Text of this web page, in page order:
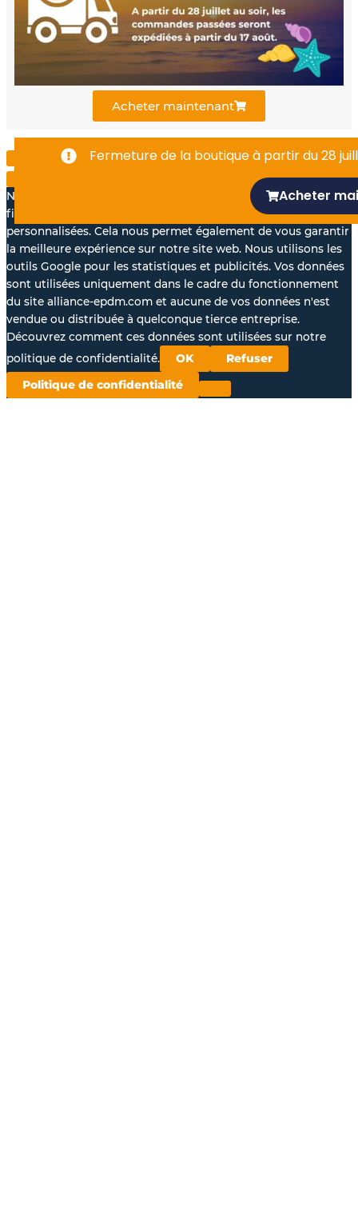
o
o
k
-
b
e
d
i
n
Acheter maintenant
Fermeture de la boutique à partir du 28
Acheter
Nous aimerions avec votre accord, utiliser vos données à des
fins statistiques et pour vous proposer des annonces
personnalisées. Cela nous permet également de vous garantir
la meilleure expérience sur notre site web. Nous utilisons les
outils Google pour les statistiques et publicités. Vos données
sont utilisées uniquement dans le cadre du fonctionnement
du site alliance-epdm.com et aucune de vos données n'est
vendue ou distribuée à quelconque tierce entreprise.
Découvrez comment ces données sont utilisées sur notre
politique de confidentialité.
OK Refuser
Politique de confidentialité